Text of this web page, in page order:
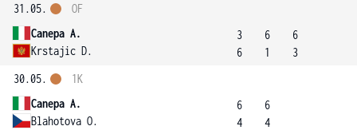
31.05.
Canepa A.
Krstajic D.
OF
3
6
6
1
6
3
30.05.
Canepa A.
Blahotova O.
1K
6
4
6
4